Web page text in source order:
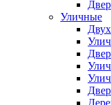
Уличные